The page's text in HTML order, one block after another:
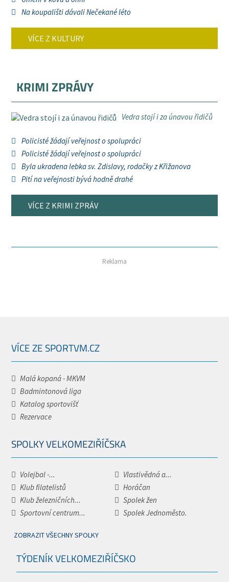
Na koupališti dávali Nečekané léto
VÍCE Z KULTURY
KRIMI ZPRÁVY
Vedra stojí i za únavou řidičů
Policisté žádají veřejnost o spolupráci
Policisté žádají veřejnost o spolupráci
Byla ukradena lebka sv. Zdislavy, rodačky z Křižanova
Pití na veřejnosti bývá hodně drahé
VÍCE Z KRIMI ZPRÁV
Reklama
VÍCE ZE SPORTVM.CZ
Malá kopaná - MKVM
Badmintonová liga
Katalog sportovišť
Rezervace
SPOLKY VELKOMEZIŘÍČSKA
Volejbal -...
Vlastivědná a...
Klub filatelistů
Horáčan
Klub železničních...
Spolek žen
Sportovní centrum...
Spolek Jednoměsto.
ZOBRAZIT VŠECHNY SPOLKY
TÝDENÍK VELKOMEZIŘÍČSKO